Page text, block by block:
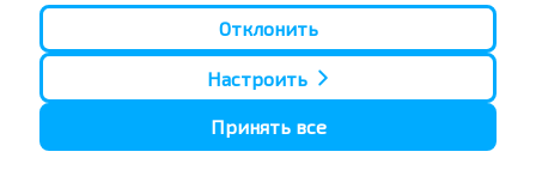
Каменецкий р-н БРЕСТСКАЯ ОБЛ.?
Отклонить
Настроить
Принять все